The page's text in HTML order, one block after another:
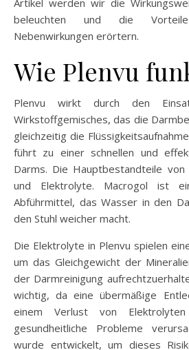
beleuchten und die
Nebenwirkungen erörtern.
Wie Plenvu
Plenvu wirkt durch den
Wirkstoffgemisches, das die
gleichzeitig die
führt zu einer schnellen und
Darms. Die Hauptbestandteile von
und Elektrolyte. Macrogol ist
Abführmittel, das Wasser in den
den Stuhl weicher macht.
Die Elektrolyte in Plenvu spielen
um das Gleichgewicht der
der Darmreinigung
wichtig, da eine übermäßige
einem Verlust von
gesundheitliche Probleme
wurde entwickelt, um dieses